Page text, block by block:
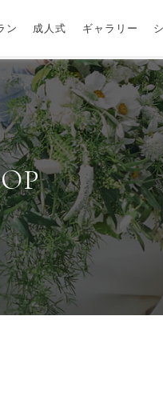
ン 成人式 ギャラリー